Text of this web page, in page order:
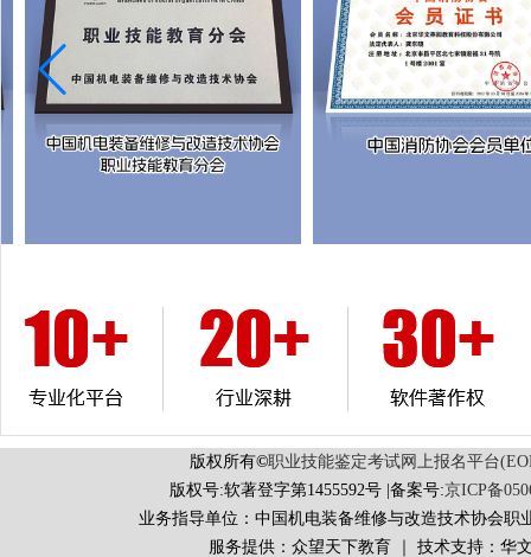
版权所有©职业技能鉴定考试网上报名平台
版权号:软著登字第1455592号 |备案号:京ICP备
业务指导单位：中国机电装备维修与改造技术协会职
服务提供：众望天下教育 ｜ 技术支持：华